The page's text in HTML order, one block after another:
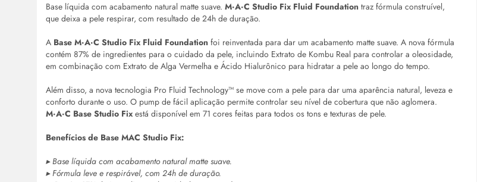
Base líquida com acabamento natural matte suave. M·A·C Studio Fix Fluid Foundation traz fórmula construível,
que deixa a pele respirar, com resultado de 24h de duração.
A Base M·A·C Studio Fix Fluid Foundation foi reinventada para dar um acabamento matte suave. A nova fórmula
contém 87% de ingredientes para o cuidado da pele, incluindo Extrato de Kombu Real para controlar a oleosidade,
em combinação com Extrato de Alga Vermelha e Ácido Hialurônico para hidratar a pele ao longo do tempo.
Além disso, a nova tecnologia Pro Fluid Technology™ se move com a pele para dar uma aparência natural, leveza e
conforto durante o uso. O pump de fácil aplicação permite controlar seu nível de cobertura que não aglomera.
M·A·C Base Studio Fix está disponível em 71 cores feitas para todos os tons e texturas de pele.
Benefícios de Base MAC Studio Fix:
▸ Base líquida com acabamento natural matte suave.
▸ Fórmula leve e respirável, com 24h de duração.